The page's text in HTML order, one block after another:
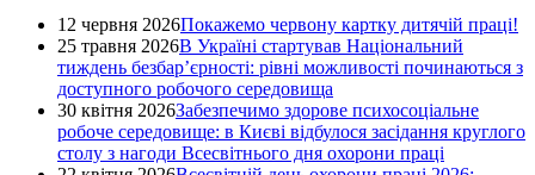
12 червня 2026Покажемо червону картку дитячій праці!
25 травня 2026В Україні стартував Національний
тиждень безбар’єрності: рівні можливості починаються з
доступного робочого середовища
30 квітня 2026Забезпечимо здорове психосоціальне
робоче середовище: в Києві відбулося засідання круглого
столу з нагоди Всесвітнього дня охорони праці